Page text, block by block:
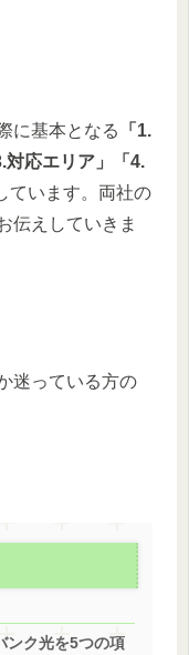
に基本となる
「1.
対応エリア」「4.
ています。両社の
伝えしていきま
迷っている方の
ンク光を5つの項